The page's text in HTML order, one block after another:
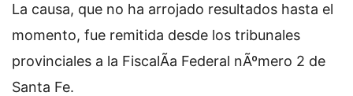
La causa, que no ha arrojado resultados hasta el
momento, fue remitida desde los tribunales
provinciales a la FiscalÃ­a Federal nÃºmero 2 de
Santa Fe.